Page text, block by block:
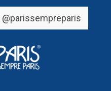
@parissempreparis